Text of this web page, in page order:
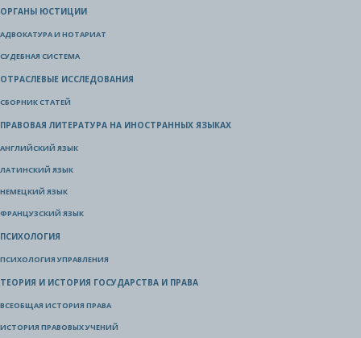
ОРГАНЫ ЮСТИЦИИ
АДВОКАТУРА И НОТАРИАТ
СУДЕБНАЯ СИСТЕМА
ОТРАСЛЕВЫЕ ИССЛЕДОВАНИЯ
СБОРНИК СТАТЕЙ
ПРАВОВАЯ ЛИТЕРАТУРА НА ИНОСТРАННЫХ ЯЗЫКАХ
АНГЛИЙСКИЙ ЯЗЫК
ЛАТИНСКИЙ ЯЗЫК
НЕМЕЦКИЙ ЯЗЫК
ФРАНЦУЗСКИЙ ЯЗЫК
ПСИХОЛОГИЯ
ПСИХОЛОГИЯ УПРАВЛЕНИЯ
ТЕОРИЯ И ИСТОРИЯ ГОСУДАРСТВА И ПРАВА
ВСЕОБЩАЯ ИСТОРИЯ ПРАВА
ИСТОРИЯ ПРАВОВЫХ УЧЕНИЙ